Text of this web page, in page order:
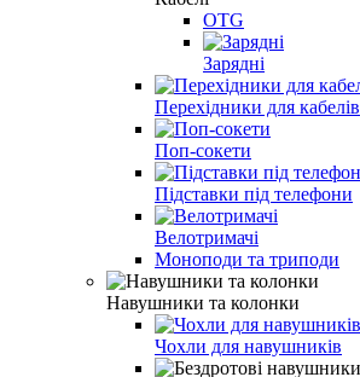
OTG
Зарядні
Перехідники для кабелів
Поп-сокети
Підставки під телефони
Велотримачі
Моноподи та триподи
Навушники та колонки
Чохли для навушників